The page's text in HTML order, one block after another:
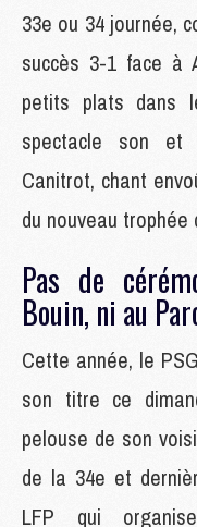
33e ou 34 journée,
succès 3-1 face à
petits plats dans
spectacle son
Canitrot, chant
du nouveau trophée
Pas de
Bouin, ni au
Cette année, le
son titre ce
pelouse de son
de la 34e et
LFP qui